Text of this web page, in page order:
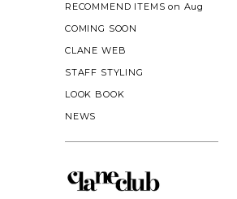
RECOMMEND ITEMS on Aug
COMING SOON
CLANE WEB
STAFF STYLING
LOOK BOOK
NEWS